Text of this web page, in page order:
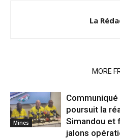
La
MORE
Mines
poursuit la
Simandou et
jalons